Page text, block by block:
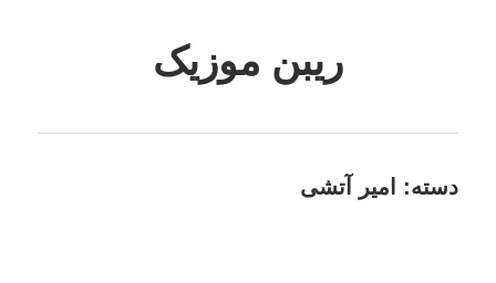
ریبن موزیک
mp3
دسته: امیر آتشی